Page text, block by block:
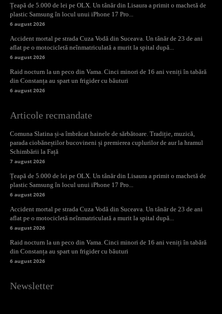
Țeapă de 5.000 de lei pe OLX. Un tânăr din Lisaura a primit o machetă de
plastic Samsung în locul unui iPhone 17 Pro...
6 august 2026
Accident mortal pe strada Cuza Vodă din Suceava. Un tânăr de 23 de ani
aflat pe o motocicletă neînmatriculată a murit la spital după...
6 august 2026
Raid nocturn la un peco din Vama. Cinci minori de 16 ani veniți în tabără
din Constanța au spart un frigider cu băuturi
6 august 2026
Articole recmandate
Comuna Slatina și-a îmbrăcat hainele de sărbătoare. Tradiție, muzică,
parada ciobăneștilor bucovineni și premierea cuplurilor de aur la hramul
Schimbării la Față
7 august 2026
Țeapă de 5.000 de lei pe OLX. Un tânăr din Lisaura a primit o machetă de
plastic Samsung în locul unui iPhone 17 Pro...
6 august 2026
Accident mortal pe strada Cuza Vodă din Suceava. Un tânăr de 23 de ani
aflat pe o motocicletă neînmatriculată a murit la spital după...
6 august 2026
Raid nocturn la un peco din Vama. Cinci minori de 16 ani veniți în tabără
din Constanța au spart un frigider cu băuturi
6 august 2026
Newsletter